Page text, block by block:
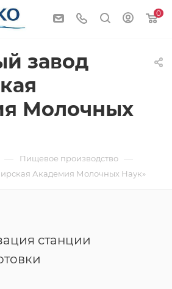
0
завод
Молочных
— Пищевое производство —
Академия Молочных Наук»
станции